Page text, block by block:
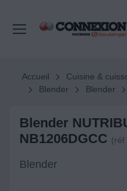
Accueil Cuisine &
Blender
Blender
Blender
NB1206DGCC (réf
Blender